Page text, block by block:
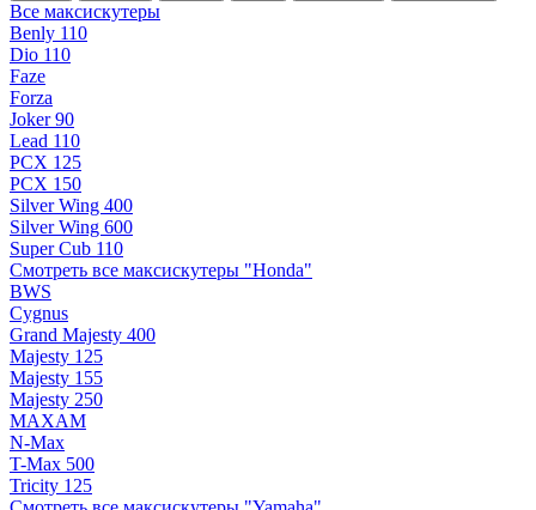
Все максискутеры
Benly 110
Dio 110
Faze
Forza
Joker 90
Lead 110
PCX 125
PCX 150
Silver Wing 400
Silver Wing 600
Super Cub 110
Смотреть все максискутеры "Honda"
BWS
Cygnus
Grand Majesty 400
Majesty 125
Majesty 155
Majesty 250
MAXAM
N-Max
T-Max 500
Tricity 125